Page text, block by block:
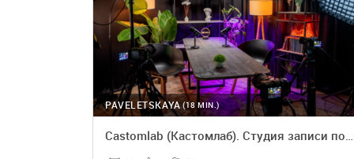
Exhibition
Fashion show
Film screening
Focus group
Home concert
(18 MIN.)
PAVELETSKAYA
Castomlab (Кастомлаб). Студия записи подкастов, видео-уроков, коротких роликов